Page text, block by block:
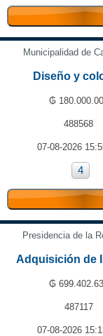
Municipalidad de
Diseño y
₲
488568
07-08-2026
4
Presidencia de la
Adquisición de
₲
487117
07-08-2026